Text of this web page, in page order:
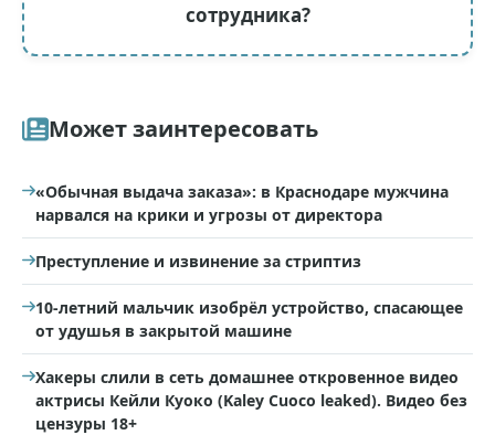
сотрудника?
Может заинтересовать
«Обычная выдача заказа»: в Краснодаре мужчина
нарвался на крики и угрозы от директора
Преступление и извинение за стриптиз
10-летний мальчик изобрёл устройство, спасающее
от удушья в закрытой машине
Хакеры слили в сеть домашнее откровенное видео
актрисы Кейли Куоко (Kaley Cuoco leaked). Видео без
цензуры 18+